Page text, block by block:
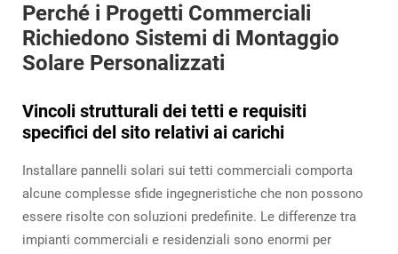
Perché i Progetti Commerciali
Richiedono Sistemi di Montaggio
Solare Personalizzati
Vincoli strutturali dei tetti e requisiti
specifici del sito relativi ai carichi
Installare pannelli solari sui tetti commerciali comporta
alcune complesse sfide ingegneristiche che non possono
essere risolte con soluzioni predefinite. Le differenze tra
impianti commerciali e residenziali sono enormi per